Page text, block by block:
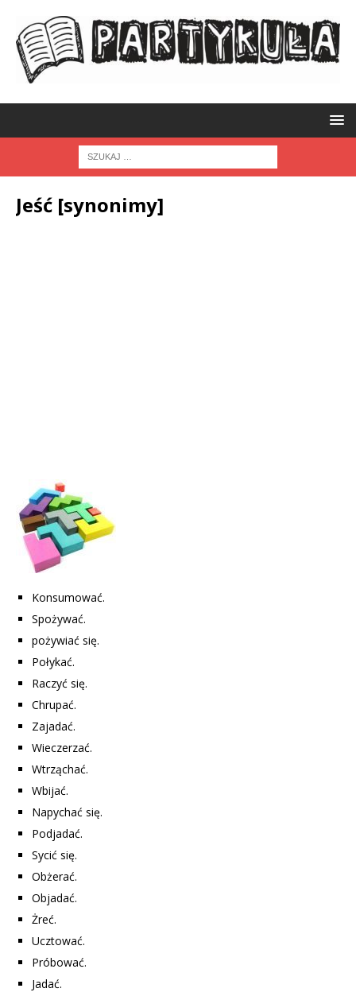
Jeść [synonimy]
Konsumować.
Spożywać.
pożywiać się.
Połykać.
Raczyć się.
Chrupać.
Zajadać.
Wieczerzać.
Wtrząchać.
Wbijać.
Napychać się.
Podjadać.
Sycić się.
Obżerać.
Objadać.
Żreć.
Ucztować.
Próbować.
Jadać.